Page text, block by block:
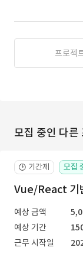
프로젝
모집 중인 다른
🕒 기간제 모집
Vue/React 기
예상 금액
예상 기간
근무 시작일